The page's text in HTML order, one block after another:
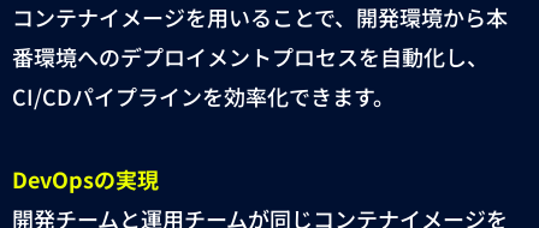
コンテナイメージを用いることで、開発環境から本
番環境へのデプロイメントプロセスを自動化し、
CI/CDパイプラインを効率化できます。
DevOpsの実現
開発チームと運用チームが同じコンテナイメージを